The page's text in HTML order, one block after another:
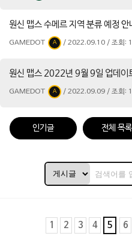
원신 맵스 수메르 지역 분류 예정 안
GAMEDOT A / 2022.09.10 / 조회:
원신 맵스 2022년 9월 9일 업데이
GAMEDOT A / 2022.09.09 / 조회:
인기글 전체 목록
1 2 3 4 5 6